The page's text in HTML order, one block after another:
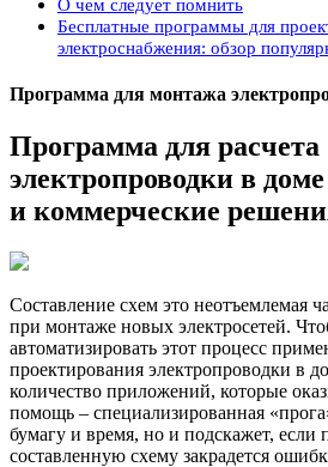
Бесплатные программы для
электроснабжения: обзор
Программа для монтажа
Программа для расчета
электропроводки в
и коммерческие
Составление схем это неотъемлемая
при монтаже новых электросетей.
автоматизировать этот процесс
проектирования электропроводки в
количество приложений, которые
помощь – специализированная
бумагу и время, но и подскажет, если
составленную схему закрадется